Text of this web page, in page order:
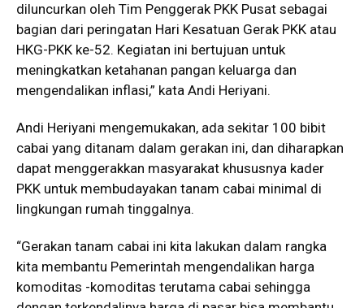
diluncurkan oleh Tim Penggerak PKK Pusat sebagai
bagian dari peringatan Hari Kesatuan Gerak PKK atau
HKG-PKK ke-52. Kegiatan ini bertujuan untuk
meningkatkan ketahanan pangan keluarga dan
mengendalikan inflasi,” kata Andi Heriyani.
Andi Heriyani mengemukakan, ada sekitar 100 bibit
cabai yang ditanam dalam gerakan ini, dan diharapkan
dapat menggerakkan masyarakat khususnya kader
PKK untuk membudayakan tanam cabai minimal di
lingkungan rumah tinggalnya.
“Gerakan tanam cabai ini kita lakukan dalam rangka
kita membantu Pemerintah mengendalikan harga
komoditas -komoditas terutama cabai sehingga